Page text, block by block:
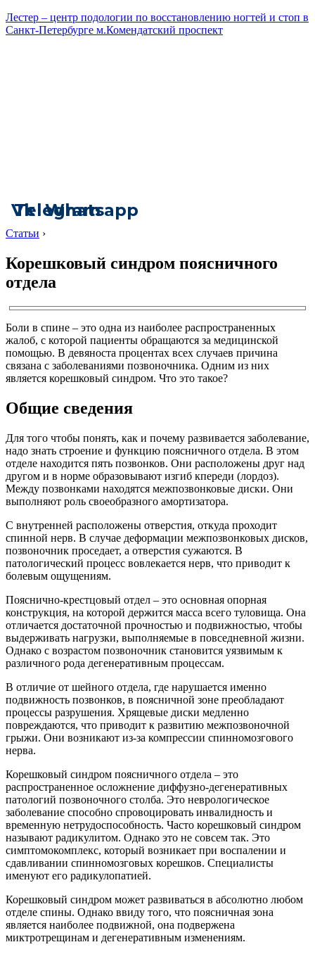
Лестер – центр подологии по восстановлению ногтей и стоп в
Санкт-Петербурге м.Комендатский проспект
Vk
Telegram
Whatsapp
Статьи ›
Корешковый синдром поясничного
отдела
Боли в спине – это одна из наиболее распространенных
жалоб, с которой пациенты обращаются за медицинской
помощью. В девяноста процентах всех случаев причина
связана с заболеваниями позвоночника. Одним из них
является корешковый синдром. Что это такое?
Общие сведения
Для того чтобы понять, как и почему развивается заболевание,
надо знать строение и функцию поясничного отдела. В этом
отделе находится пять позвонков. Они расположены друг над
другом и в норме образовывают изгиб кпереди (лордоз).
Между позвонками находятся межпозвонковые диски. Они
выполняют роль своеобразного амортизатора.
С внутренней расположены отверстия, откуда проходит
спинной нерв. В случае деформации межпозвонковых дисков,
позвоночник проседает, а отверстия сужаются. В
патологический процесс вовлекается нерв, что приводит к
болевым ощущениям.
Пояснично-крестцовый отдел – это основная опорная
конструкция, на которой держится масса всего туловища. Она
отличается достаточной прочностью и подвижностью, чтобы
выдерживать нагрузки, выполняемые в повседневной жизни.
Однако с возрастом позвоночник становится уязвимым к
различного рода дегенеративным процессам.
В отличие от шейного отдела, где нарушается именно
подвижность позвонков, в поясничной зоне преобладают
процессы разрушения. Хрящевые диски медленно
повреждаются, что приводит к развитию межпозвоночной
грыжи. Они возникают из-за компрессии спинномозгового
нерва.
Корешковый синдром поясничного отдела – это
распространенное осложнение диффузно-дегенеративных
патологий позвоночного столба. Это неврологическое
заболевание способно спровоцировать инвалидность и
временную нетрудоспособность. Часто корешковый синдром
называют радикулитом. Однако это не совсем так. Это
симптомокомплекс, который возникает при воспалении и
сдавливании спинномозговых корешков. Специалисты
именуют его радикулопатией.
Корешковый синдром может развиваться в абсолютно любом
отделе спины. Однако ввиду того, что поясничная зона
является наиболее подвижной, она подвержена
миктротрещинам и дегенеративным изменениям.